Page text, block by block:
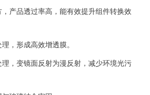
产品透过率高，能有效提升组件转换效
，形成高效增透膜。
，变镜面反射为漫反射，减少环境光污